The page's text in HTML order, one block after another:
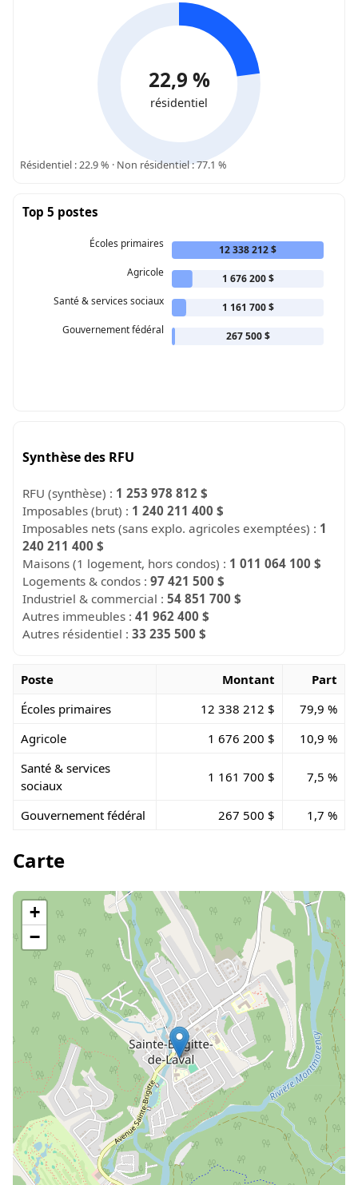
22,9 %
résidentiel
Résidentiel : 22.9 % · Non résidentiel : 77.1 %
Top 5 postes
Écoles primaires
12 338 212 $
Agricole
1 676 200 $
Santé & services sociaux
1 161 700 $
Gouvernement fédéral
267 500 $
Synthèse des RFU
RFU (synthèse) : 1 253 978 812 $
Imposables (brut) : 1 240 211 400 $
Imposables nets (sans explo. agricoles exemptées) : 1
240 211 400 $
Maisons (1 logement, hors condos) : 1 011 064 100 $
Logements & condos :97 421 500 $
Industriel & commercial :54 851 700 $
Autres immeubles :41 962 400 $
Autres résidentiel :33 235 500 $
Poste Montant
Part
Écoles primaires
12 338 212 $
79,9 %
Agricole
1 676 200 $
10,9 %
Santé & services
sociaux
1 161 700 $ 7,5 %
Gouvernement fédéral 267 500 $ 1,7 %
Carte
+
−